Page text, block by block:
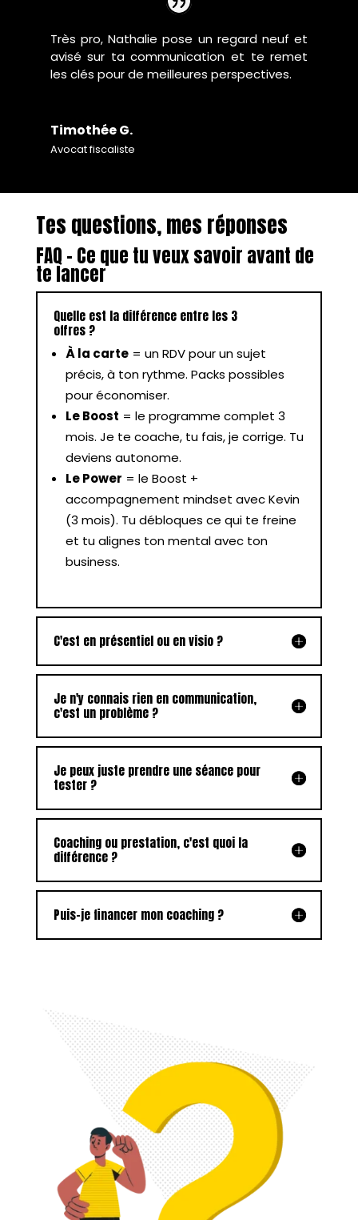
Très pro, Nathalie pose un regard neuf et
avisé sur ta communication et te remet
les clés pour de meilleures perspectives.
Timothée G.
Avocat fiscaliste
Tes questions, mes réponses
FAQ – Ce que tu veux savoir avant de
te lancer
Quelle est la différence entre les 3
offres ?
À la carte= un RDV pour un sujet
précis, à ton rythme. Packs possibles
pour économiser.
Le Boost = le programme complet 3
mois. Je te coache, tu fais, je corrige. Tu
deviens autonome.
Le Power = le Boost +
accompagnement mindset avec Kevin
(3 mois). Tu débloques ce qui te freine
et tu alignes ton mental avec ton
business.
C'est en présentiel ou en visio ?
Je n'y connais rien en communication,
c'est un problème ?
Je peux juste prendre une séance pour
tester ?
Coaching ou prestation, c'est quoi la
différence ?
Puis-je financer mon coaching ?